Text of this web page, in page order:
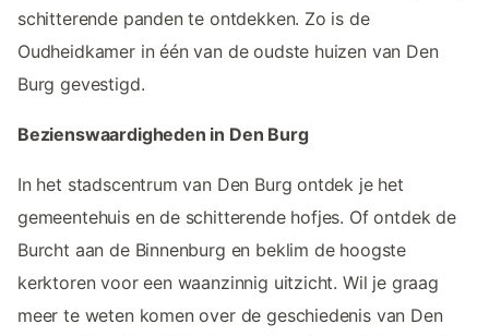
schitterende panden te ontdekken. Zo is de
Oudheidkamer in één van de oudste huizen van Den
Burg gevestigd.
Bezienswaardigheden in Den Burg
In het stadscentrum van Den Burg ontdek je het
gemeentehuis en de schitterende hofjes. Of ontdek de
Burcht aan de Binnenburg en beklim de hoogste
kerktoren voor een waanzinnig uitzicht. Wil je graag
meer te weten komen over de geschiedenis van Den